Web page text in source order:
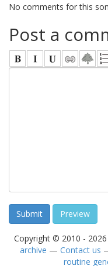
No comments for this
Post a
Copyright © 2010 - 2026
archive — Contact us
routine